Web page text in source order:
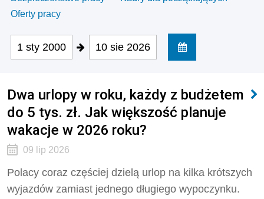
Oferty pracy
1 sty 2000 10 sie 2026
Dwa urlopy w roku, każdy z budżetem
do 5 tys. zł. Jak większość planuje
wakacje w 2026 roku?
09 lip 2026
Polacy coraz częściej dzielą urlop na kilka krótszych
wyjazdów zamiast jednego długiego wypoczynku.